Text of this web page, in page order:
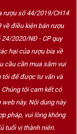
rượu số 44/2019/CH14
về điều kiện bán rượu
2020/NĐ - CP quy
hại của rượu bia về
cầu cần mua sắm vui
tôi để được tư vấn và
tôi cam kết có
này. Nội dung này
pháp, vui lòng không
tuổi vị thành niên.